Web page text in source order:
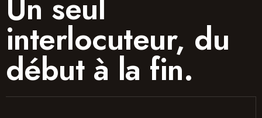
interlocuteur, du
début à la fin.